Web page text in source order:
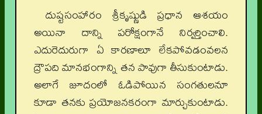
దుష్టసంహారం శ్రీకృష్ణుడి ప్రధాన ఆశయం
అయినా దాన్ని పరోక్షంగానే నిర్వర్తించాలి.
ఎదురెదురుగా ఏ కారణాలూ లేకపోవడంవలన
ద్రౌపది మానభంగాన్ని తన పావుగా తీసుకుంటాడు.
అలాగే జూదంలో ఓడిపోయిన సంగతులనూ
కూడా తనకు ప్రయోజనకరంగా మార్చుకుంటాడు.